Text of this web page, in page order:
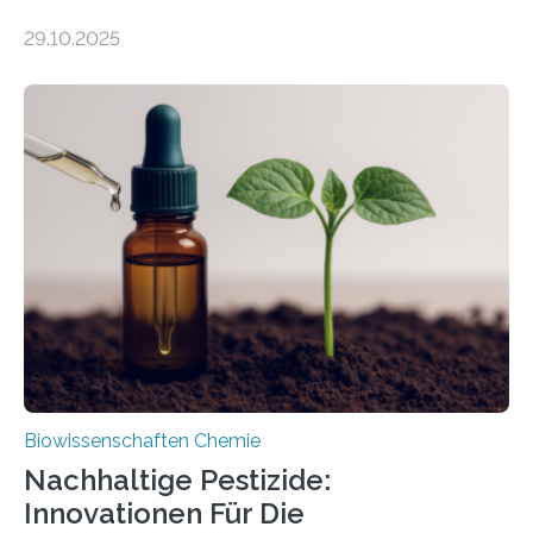
Forschende die bisher älteste bekannte Stechmücken-
Region Kachin in Myanmar und hat sich in
ausgezeichnetem Zustand erhalten. Es konnte als neue
Art einer neuen Gattung beschrieben werden und trägt
nun den Namen Cretosabethes primaevus. Dieser erste
fossile Nachweis einer Stechmückenlarve in Bernstein
stellt gleichzeitig den ersten Fossilfund einer
Mückenlarve aus dem Mesozoikum dar, denn…
29.10.2025
Biowissenschaften Chemie
Nachhaltige Pestizide:
Innovationen Für Die